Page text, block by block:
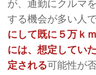
が、通勤にクルマ
する機会が多い人
にして既に５万ｋ
には、想定してい
定される可能性が